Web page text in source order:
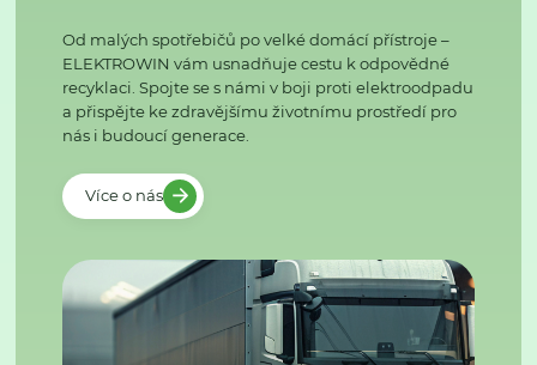
Od malých spotřebičů po velké domácí přístroje –
ELEKTROWIN vám usnadňuje cestu k odpovědné
recyklaci. Spojte se s námi v boji proti elektroodpadu
a přispějte ke zdravějšímu životnímu prostředí pro
nás i budoucí generace.
Více o nás